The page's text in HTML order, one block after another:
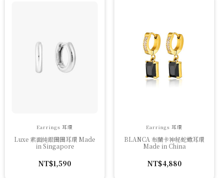
Earrings 耳環
Luxe 素面純銀圈圈耳環 Made
in Singapore
NT$1,590
Earrings 耳環
BLANCA 布蘭卡神秘蛇蠍耳環
Made in China
NT$4,880